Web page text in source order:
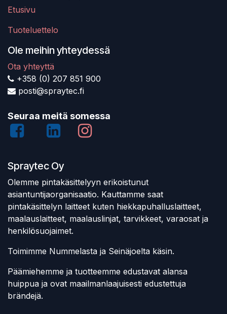
Etusivu
Tuoteluettelo
Ole meihin yhteydessä
Ota yhteyttä
+358 (0) 207 851 900
posti@spraytec.fi
Seuraa meitä somessa
Spraytec Oy
Olemme pintakäsittelyyn erikoistunut
asiantuntijaorganisaatio. Kauttamme saat
pintakäsittelyn laitteet kuten hiekkapuhalluslaitteet,
maalauslaitteet, maalauslinjat, tarvikkeet, varaosat ja
henkilösuojaimet.
Toimimme Nummelasta ja Seinäjoelta käsin.
Päämiehemme ja tuotteemme edustavat alansa
huippua ja ovat maailmanlaajuisesti edustettuja
brändejä.